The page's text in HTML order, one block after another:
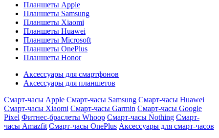
Планшеты Apple
Планшеты Samsung
Планшеты Xiaomi
Планшеты Huawei
Планшеты Microsoft
Планшеты OnePlus
Планшеты Honor
Аксессуары для смартфонов
Аксессуары для планшетов
Смарт-часы Apple Смарт-часы Samsung Смарт-часы Huawei
Смарт-часы Xiaomi Смарт-часы Garmin Смарт-часы Google
Pixel Фитнес-браслеты Whoop Смарт-часы Nothing Смарт-
часы Amazfit Смарт-часы OnePlus Аксессуары для смарт-часов